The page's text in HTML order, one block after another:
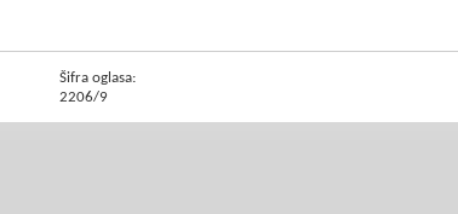
Šifra oglasa:
2206/9